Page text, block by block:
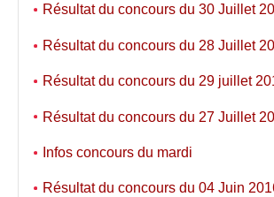
Résultat du concours du 30 Juillet
Résultat du concours du 28 Juillet
Résultat du concours du 29 juillet
Résultat du concours du 27 Juillet
Infos concours du mardi
Résultat du concours du 04 Juin